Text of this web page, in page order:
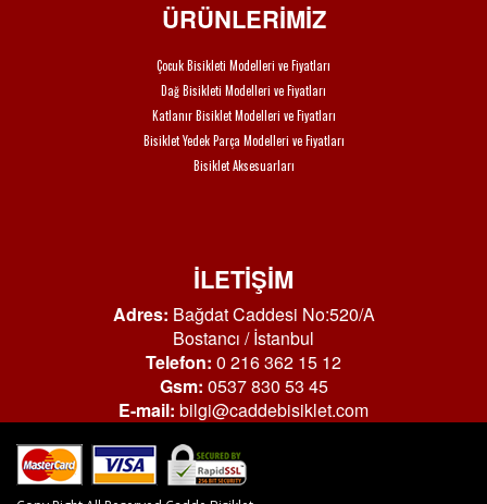
ÜRÜNLERİMİZ
Çocuk Bisikleti Modelleri ve Fiyatları
Dağ Bisikleti Modelleri ve Fiyatları
Katlanır Bisiklet Modelleri ve Fiyatları
Bisiklet Yedek Parça Modelleri ve Fiyatları
Bisiklet Aksesuarları
İLETİŞİM
Adres: Bağdat Caddesi No:520/A
Bostancı / İstanbul
Telefon: 0 216 362 15 12
Gsm: 0537 830 53 45
E-mail: bilgi@caddebisiklet.com